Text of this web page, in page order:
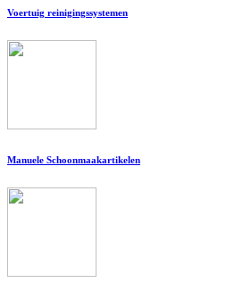
Voertuig reinigingssystemen
Manuele Schoonmaakartikelen